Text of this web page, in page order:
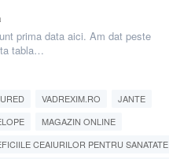
prima data aici. Am dat peste
tabla…
VADREXIM.RO
JANTE
MAGAZIN ONLINE
CEAIURILOR PENTRU SANATATE